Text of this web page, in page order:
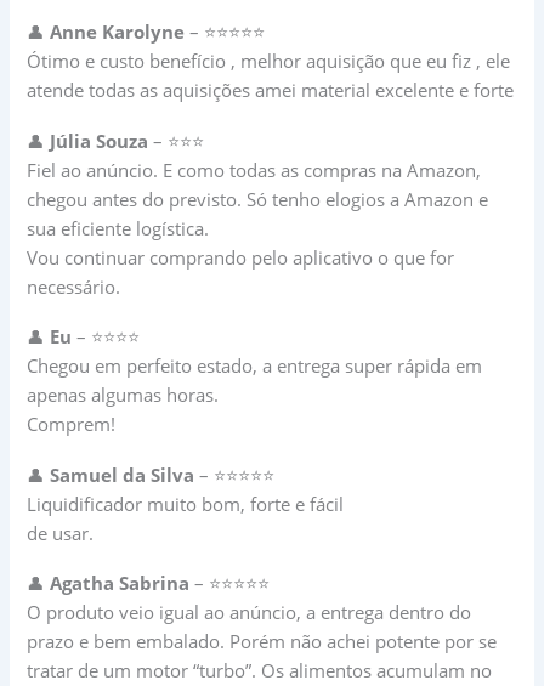
👤Anne Karolyne – ⭐⭐⭐⭐⭐
Ótimo e custo benefício , melhor aquisição que eu fiz , ele
atende todas as aquisições amei material excelente e forte
👤 Júlia Souza – ⭐⭐⭐
Fiel ao anúncio. E como todas as compras na Amazon,
chegou antes do previsto. Só tenho elogios a Amazon e
sua eficiente logística.
Vou continuar comprando pelo aplicativo o que for
necessário.
👤 Eu – ⭐⭐⭐⭐
Chegou em perfeito estado, a entrega super rápida em
apenas algumas horas.
Comprem!
👤Samuel da Silva – ⭐⭐⭐⭐⭐
Liquidificador muito bom, forte e fácil
de usar.
👤Agatha Sabrina – ⭐⭐⭐⭐⭐
O produto veio igual ao anúncio, a entrega dentro do
prazo e bem embalado. Porém não achei potente por se
tratar de um motor “turbo”. Os alimentos acumulam no